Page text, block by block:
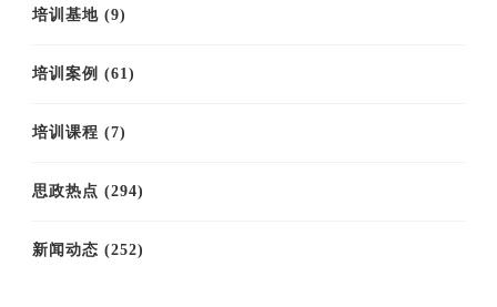
培训基地 (9)
培训案例 (61)
培训课程 (7)
思政热点 (294)
新闻动态 (252)